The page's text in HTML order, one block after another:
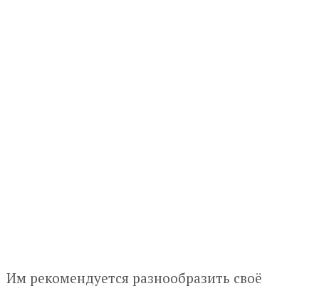
Им рекомендуется разнообразить своё